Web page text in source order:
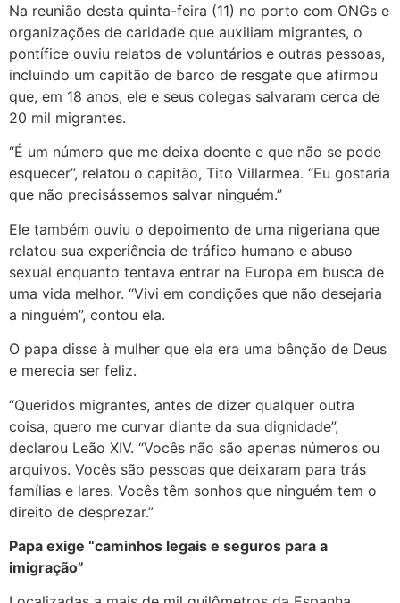
Na reunião desta quinta-feira (11) no porto com ONGs e
organizações de caridade que auxiliam migrantes, o
pontífice ouviu relatos de voluntários e outras pessoas,
incluindo um capitão de barco de resgate que afirmou
que, em 18 anos, ele e seus colegas salvaram cerca de
20 mil migrantes.
“É um número que me deixa doente e que não se pode
esquecer”, relatou o capitão, Tito Villarmea. “Eu gostaria
que não precisássemos salvar ninguém.”
Ele também ouviu o depoimento de uma nigeriana que
relatou sua experiência de tráfico humano e abuso
sexual enquanto tentava entrar na Europa em busca de
uma vida melhor. “Vivi em condições que não desejaria
a ninguém”, contou ela.
O papa disse à mulher que ela era uma bênção de Deus
e merecia ser feliz.
“Queridos migrantes, antes de dizer qualquer outra
coisa, quero me curvar diante da sua dignidade”,
declarou Leão XIV. “Vocês não são apenas números ou
arquivos. Vocês são pessoas que deixaram para trás
famílias e lares. Vocês têm sonhos que ninguém tem o
direito de desprezar.”
Papa exige “caminhos legais e seguros para a
imigração”